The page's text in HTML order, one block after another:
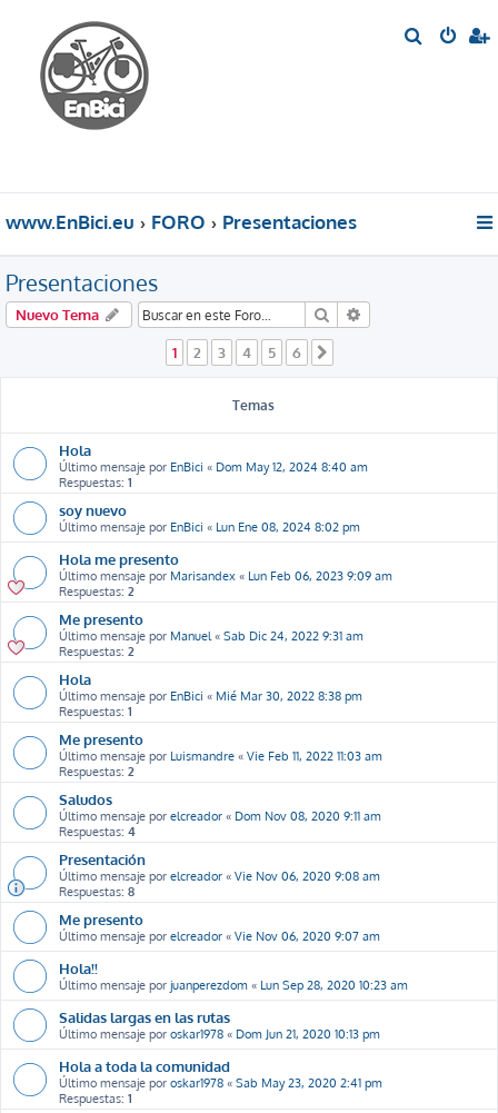
www.EnBici.eu FORO Presentaciones
Presentaciones
Nuevo Tema Buscar
1 2 3 4 5 6
Temas
Hola
Último mensaje por EnBici « Dom May 12, 2024 8:40 am
Respuestas: 1
soy nuevo
Último mensaje por EnBici « Lun Ene 08, 2024 8:02 pm
Hola me presento
Último mensaje por Marisandex « Lun Feb 06, 2023 9:09 am
Respuestas: 2
Me presento
Último mensaje por Manuel« Sab Dic 24, 2022 9:31 am
Respuestas: 2
Hola
Último mensaje por EnBici « Mié Mar 30, 2022 8:38 pm
Respuestas: 1
Me presento
Último mensaje por Luismandre « Vie Feb 11, 2022 11:03 am
Respuestas: 2
Saludos
Último mensaje por elcreador « Dom Nov 08, 2020 9:11 am
Respuestas: 4
Presentación
Último mensaje por elcreador « Vie Nov 06, 2020 9:08 am
Respuestas: 8
Me presento
Último mensaje por elcreador « Vie Nov 06, 2020 9:07 am
Hola!!
Último mensaje por juanperezdom « Lun Sep 28, 2020 10:23 am
Salidas largas en las rutas
Último mensaje por oskar1978 « Dom Jun 21, 2020 10:13 pm
Hola a toda la comunidad
Último mensaje por oskar1978 « Sab May 23, 2020 2:41 pm
Respuestas: 1